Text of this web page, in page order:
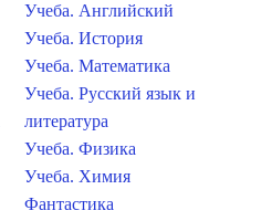
Учеба. Английский
Учеба. История
Учеба. Математика
Учеба. Русский язык и
литература
Учеба. Физика
Учеба. Химия
Фантастика